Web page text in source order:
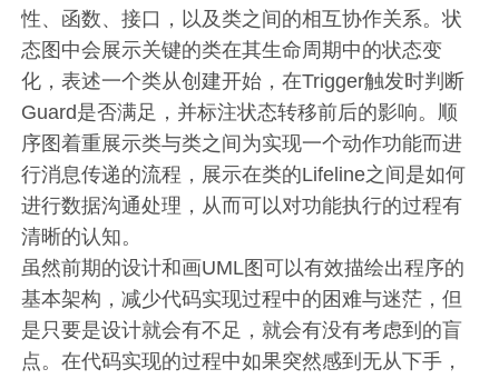
性、函数、接口，以及类之间的相互协作关系。状
态图中会展示关键的类在其生命周期中的状态变
化，表述一个类从创建开始，在Trigger触发时判断
Guard是否满足，并标注状态转移前后的影响。顺
序图着重展示类与类之间为实现一个动作功能而进
行消息传递的流程，展示在类的Lifeline之间是如何
进行数据沟通处理，从而可以对功能执行的过程有
清晰的认知。
虽然前期的设计和画UML图可以有效描绘出程序的
基本架构，减少代码实现过程中的困难与迷茫，但
是只要是设计就会有不足，就会有没有考虑到的盲
点。在代码实现的过程中如果突然感到无从下手，